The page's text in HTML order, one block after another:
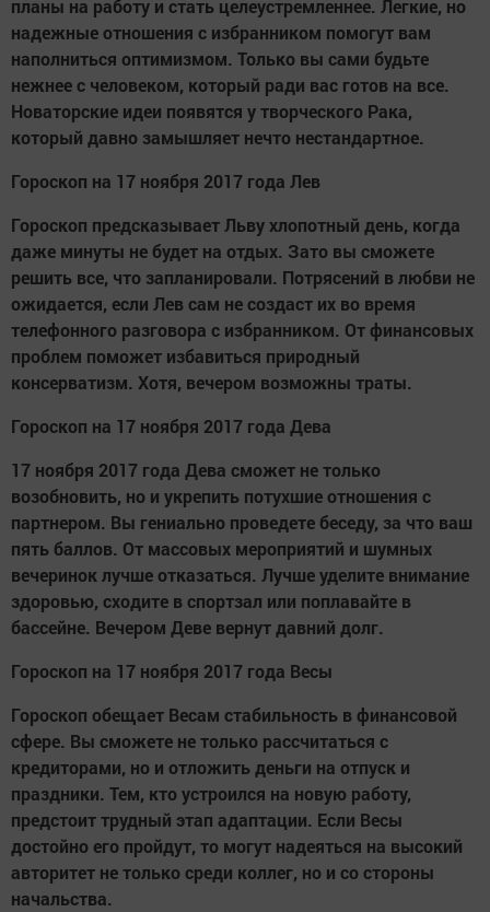
планы на работу и стать целеустремленнее. Легкие, но
надежные отношения с избранником помогут вам
наполниться оптимизмом. Только вы сами будьте
нежнее с человеком, который ради вас готов на все.
Новаторские идеи появятся у творческого Рака,
который давно замышляет нечто нестандартное.
Гороскоп на 17 ноября 2017 года Лев
Гороскоп предсказывает Льву хлопотный день, когда
даже минуты не будет на отдых. Зато вы сможете
решить все, что запланировали. Потрясений в любви не
ожидается, если Лев сам не создаст их во время
телефонного разговора с избранником. От финансовых
проблем поможет избавиться природный
консерватизм. Хотя, вечером возможны траты.
Гороскоп на 17 ноября 2017 года Дева
17 ноября 2017 года Дева сможет не только
возобновить, но и укрепить потухшие отношения с
партнером. Вы гениально проведете беседу, за что ваш
пять баллов. От массовых мероприятий и шумных
вечеринок лучше отказаться. Лучше уделите внимание
здоровью, сходите в спортзал или поплавайте в
бассейне. Вечером Деве вернут давний долг.
Гороскоп на 17 ноября 2017 года Весы
Гороскоп обещает Весам стабильность в финансовой
сфере. Вы сможете не только рассчитаться с
кредиторами, но и отложить деньги на отпуск и
праздники. Тем, кто устроился на новую работу,
предстоит трудный этап адаптации. Если Весы
достойно его пройдут, то могут надеяться на высокий
авторитет не только среди коллег, но и со стороны
начальства.